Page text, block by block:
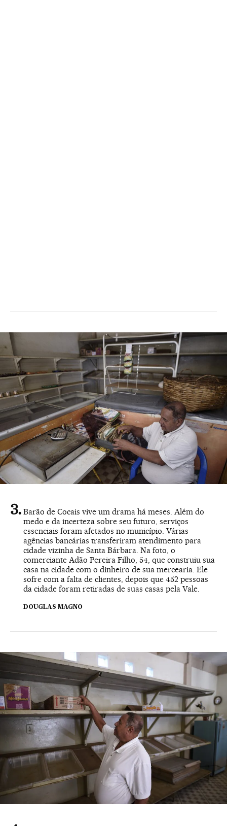
Barão de Cocais vive um drama há meses. Além do
medo e da incerteza sobre seu futuro, serviços
essenciais foram afetados no município. Várias
agências bancárias transferiram atendimento para
cidade vizinha de Santa Bárbara. Na foto, o
comerciante Adão Pereira Filho, 54, que construiu sua
casa na cidade com o dinheiro de sua mercearia. Ele
sofre com a falta de clientes, depois que 452 pessoas
da cidade foram retiradas de suas casas pela Vale.
DOUGLAS MAGNO